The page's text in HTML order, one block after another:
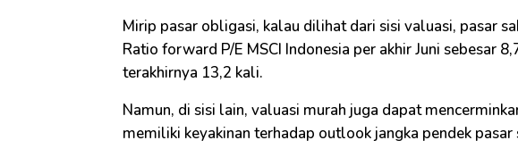
Mirip pasar obligasi, kalau dilihat dari sisi valuasi, pasar
Ratio forward P/E MSCI Indonesia per akhir Juni sebesar
terakhirnya 13,2 kali.
Namun, di sisi lain, valuasi murah juga dapat
memiliki keyakinan terhadap outlook jangka pendek pasar